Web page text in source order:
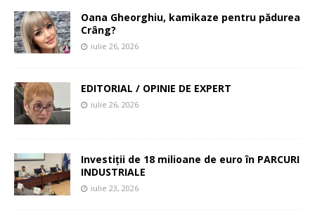
Oana Gheorghiu, kamikaze pentru pădurea
Crâng?
iulie 26, 2026
EDITORIAL / OPINIE DE EXPERT
iulie 26, 2026
Investiții de 18 milioane de euro în PARCURI
INDUSTRIALE
iulie 23, 2026